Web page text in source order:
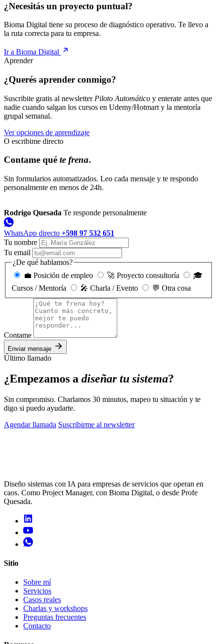
¿Necesitás un proyecto puntual?
Bioma Digital tiene su proceso de diagnóstico operativo. Te llevo a
la ruta correcta para tu empresa.
Ir a Bioma Digital
Aprender
¿Querés aprender conmigo?
Suscribite gratis al newsletter Piloto Automático y enterate antes que
nadie cuando salgan los cursos en Udemy/Hotmart y la mentoría
grupal semanal.
Ver opciones de aprendizaje
O escribime directo
Contame qué te frena.
Sin formularios automatizados. Leo cada mensaje y te respondo
personalmente en menos de 24h.
Rodrigo Quesada Te responde personalmente
WhatsApp directo +598 97 532 651
Tu nombre
Tu email
¿De qué hablamos?
💼 Posición de empleo
🚀 Proyecto consultoría
🎓
Cursos / Mentoría
🎤 Charla / Evento 💬 Otra cosa
Contame
Enviar mensaje
Último llamado
¿Empezamos a diseñar tu sistema?
Sin compromiso. Charlamos 30 minutos, mapeo tu situación y te
digo si puedo ayudarte.
Agendar llamada Suscribirme al newsletter
Diseño sistemas con IA para empresas de servicios que operan en
caos. Como Project Manager, con Bioma Digital, o desde Profe
Quesada.
Sitio
Sobre mí
Servicios
Casos reales
Charlas y workshops
Preguntas frecuentes
Contacto